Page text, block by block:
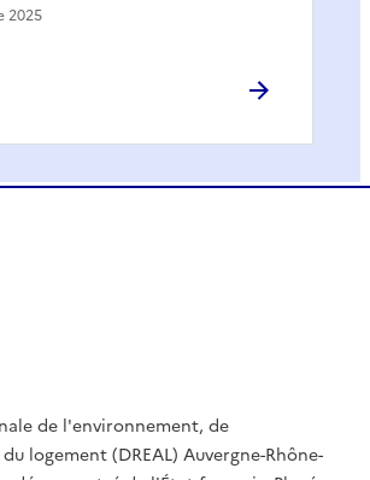
2025
de l'environnement, de
logement (DREAL) Auvergne-Rhône-